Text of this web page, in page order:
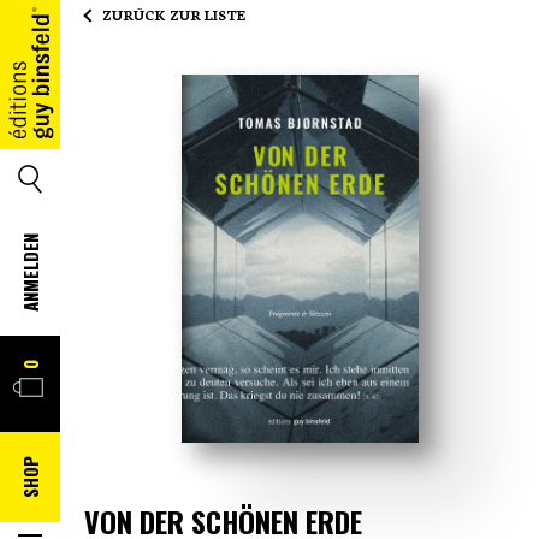
HOME
SUCHE
ANMELDEN
WARENKORB
0
SHOP
ZURÜCK ZUR LISTE
VON DER SCHÖNEN ERDE